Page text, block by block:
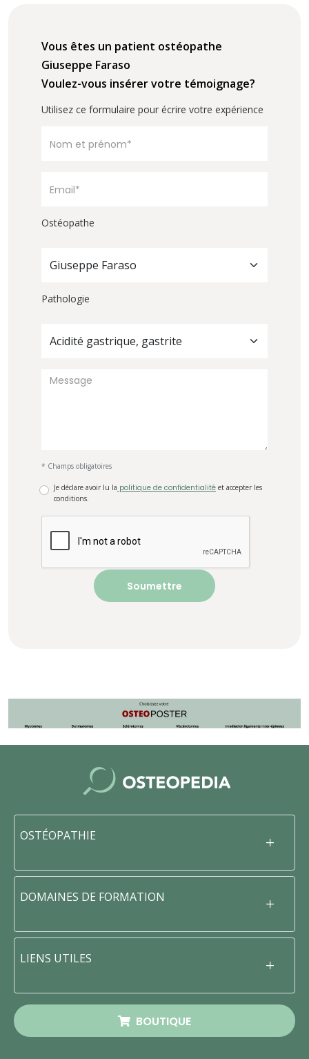
Vous êtes un patient ostéopathe
Giuseppe Faraso
Voulez-vous insérer votre témoignage?
Utilisez ce formulaire pour écrire votre expérience
Ostéopathe
Giuseppe Faraso
Pathologie
Acidité gastrique, gastrite
* Champs obligatoires
Je déclare avoir lu la politique de confidentialité et accepter les
conditions.
OSTÉOPATHIE
DOMAINES DE FORMATION
LIENS UTILES
BOUTIQUE